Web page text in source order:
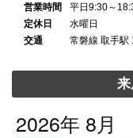
営業時間
平日9:30～
定休日
水曜日
交通
常磐線 取手駅
2026年 8月